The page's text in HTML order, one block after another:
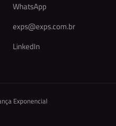
WhatsApp
exps@exps.com.br
LinkedIn
Exponencial